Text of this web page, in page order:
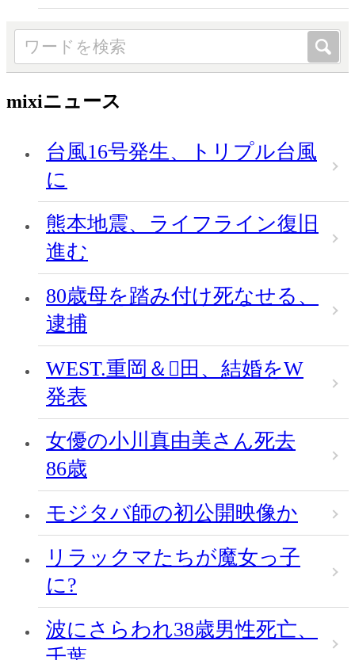
mixiニュース
台風16号発生、トリプル台風
に
熊本地震、ライフライン復旧
進む
80歳母を踏み付け死なせる、
逮捕
WEST.重岡＆田、結婚をW
発表
女優の小川真由美さん死去
86歳
モジタバ師の初公開映像か
リラックマたちが魔女っ子
に?
波にさらわれ38歳男性死亡、